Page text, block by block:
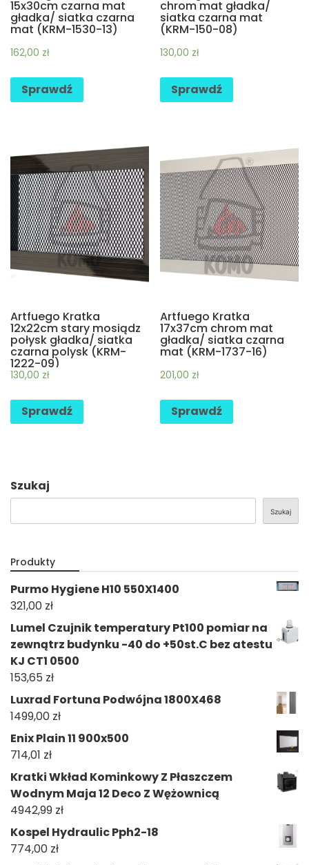
15x30cm czarna mat
gładka/ siatka czarna
mat (KRM-1530-13)
162,00 zł
Sprawdź
chrom mat gładka/
siatka czarna mat
(KRM-150-08)
130,00 zł
Sprawdź
Artfuego Kratka
12x22cm stary mosiądz
połysk gładka/ siatka
czarna polysk (KRM-
1222-09)
130,00 zł
Sprawdź
Artfuego Kratka
17x37cm chrom mat
gładka/ siatka czarna
mat (KRM-1737-16)
201,00 zł
Sprawdź
Szukaj
Szukaj
Produkty
Purmo Hygiene H10 550X1400
321,00 zł
Lumel Czujnik temperatury Pt100 pomiar na
zewnątrz budynku -40 do +50st.C bez atestu
KJ CT1 0500
153,65 zł
Luxrad Fortuna Podwójna 1800X468
1499,00 zł
Enix Plain 11 900x500
714,01 zł
Kratki Wkład Kominkowy Z Płaszczem
Wodnym Maja 12 Deco Z Wężownicą
4942,99 zł
Kospel Hydraulic Pph2-18
774,00 zł